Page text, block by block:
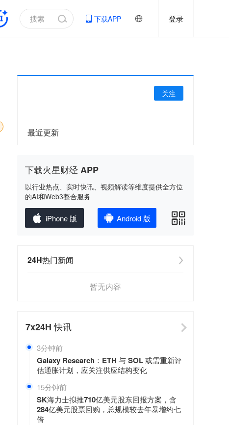
下载APP 登录
关注
最近更新
下载火星财经 APP
以行业热点、实时快讯、视频解读等维度提供全方位
的AI和Web3整合服务
iPhone 版 Android 版
24H热门新闻
暂无内容
7x24H快讯
3分钟前
Galaxy Research：ETH 与 SOL 或需重新评
估通胀计划，应关注供应结构变化
15分钟前
SK海力士拟推710亿美元股东回报方案，含
284亿美元股票回购，总规模较去年暴增约七
倍